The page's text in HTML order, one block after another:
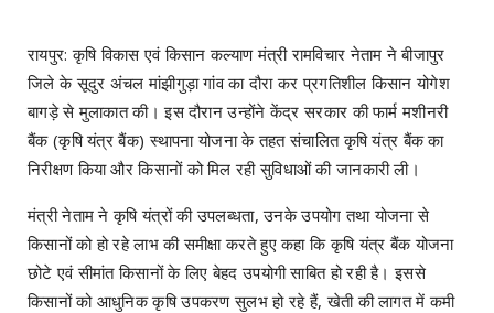
रायपुर: कृषि विकास एवं किसान कल्याण मंत्री रामविचार नेताम ने बीजापुर
जिले के सूदुर अंचल मांझीगुड़ा गांव का दौरा कर प्रगतिशील किसान योगेश
बागड़े से मुलाकात की। इस दौरान उन्होंने केंद्र सरकार की फार्म मशीनरी
बैंक (कृषि यंत्र बैंक) स्थापना योजना के तहत संचालित कृषि यंत्र बैंक का
निरीक्षण किया और किसानों को मिल रही सुविधाओं की जानकारी ली।
मंत्री नेताम ने कृषि यंत्रों की उपलब्धता, उनके उपयोग तथा योजना से
किसानों को हो रहे लाभ की समीक्षा करते हुए कहा कि कृषि यंत्र बैंक योजना
छोटे एवं सीमांत किसानों के लिए बेहद उपयोगी साबित हो रही है। इससे
किसानों को आधुनिक कृषि उपकरण सुलभ हो रहे हैं, खेती की लागत में कमी